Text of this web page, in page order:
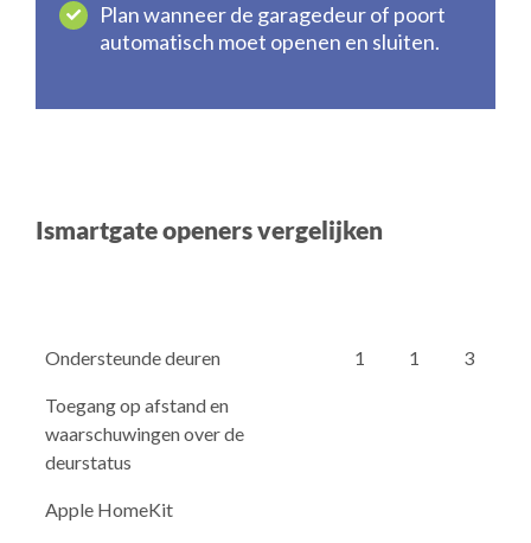
Plan wanneer de garagedeur of poort
automatisch moet openen en sluiten.
Ismartgate openers vergelijken
Ondersteunde deuren 1 1 3
Toegang op afstand en
waarschuwingen over de
deurstatus
Apple HomeKit